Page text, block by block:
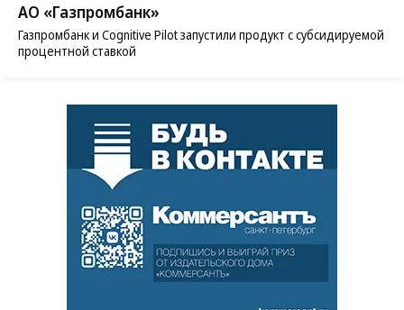
АО «Газпромбанк»
Газпромбанк и Cognitive Pilot запустили продукт с субсидируемой
процентной ставкой